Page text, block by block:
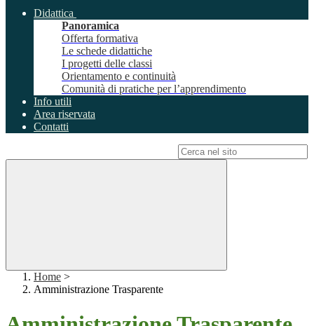
Didattica
Panoramica
Offerta formativa
Le schede didattiche
I progetti delle classi
Orientamento e continuità
Comunità di pratiche per l’apprendimento
Info utili
Area riservata
Contatti
Home >
Amministrazione Trasparente